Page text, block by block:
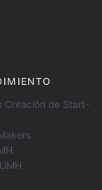
Creación de Start-